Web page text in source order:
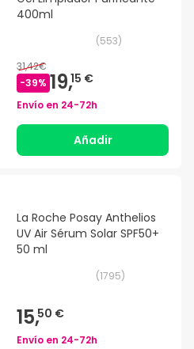
400ml
(553)
31,42€
-39% 19,15 €
Envío en 24-72h
Añadir
La Roche Posay Anthelios
UV Air Sérum Solar SPF50+
50 ml
(1795)
15,50 €
Envío en 24-72h